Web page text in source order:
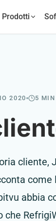
Prodotti
2020 5 MIN
cliente,
abbia
che